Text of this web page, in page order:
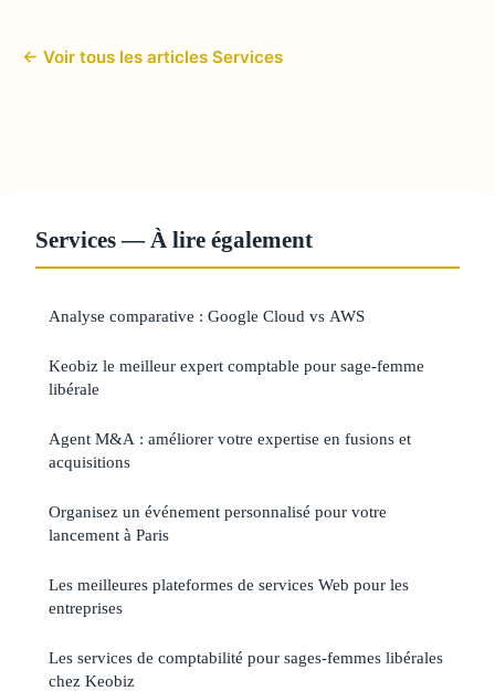
← Voir tous les articles Services
Services — À lire également
Analyse comparative : Google Cloud vs AWS
Keobiz le meilleur expert comptable pour sage-femme
libérale
Agent M&A : améliorer votre expertise en fusions et
acquisitions
Organisez un événement personnalisé pour votre
lancement à Paris
Les meilleures plateformes de services Web pour les
entreprises
Les services de comptabilité pour sages-femmes libérales
chez Keobiz